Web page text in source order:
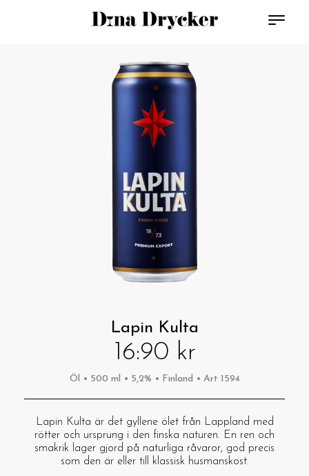
Lapin Kulta
16:90 kr
Öl • 500 ml • 5,2% • Finland • Art 1594
Lapin Kulta är det gyllene ölet från Lappland med
rötter och ursprung i den finska naturen. En ren och
smakrik lager gjord på naturliga råvaror, god precis
som den är eller till klassisk husmanskost.